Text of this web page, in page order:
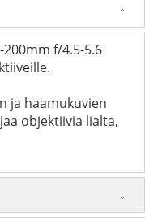
200mm f/4.5-5.6
ja haamukuvien
objektiivia lialta,